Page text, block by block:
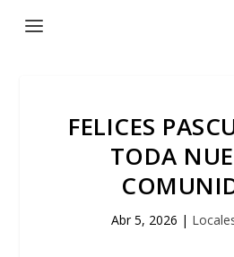
FELICES
TODA
Abr 5, 2026 |